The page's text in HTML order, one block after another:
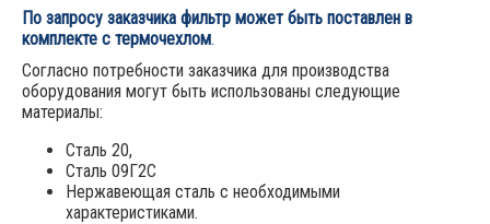
По запросу заказчика фильтр может быть поставлен в
комплекте с термочехлом.
Согласно потребности заказчика для производства
оборудования могут быть использованы следующие
материалы:
Сталь 20,
Сталь 09Г2С
Нержавеющая сталь с необходимыми
характеристиками.